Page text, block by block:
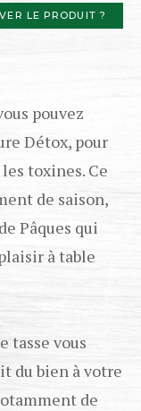
LE PRODUIT ?
pouvez
Détox, pour
toxines. Ce
de saison,
Pâques qui
à table
tasse vous
du bien à votre
de